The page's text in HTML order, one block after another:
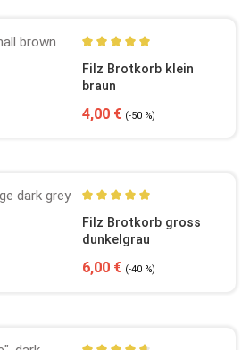
Durchschnittliche
Filz Brotkorb klein
braun
Verkaufspreis:
4,00 € Regulärer Preis:
(-50 %)
Durchschnittliche
Filz Brotkorb gross
dunkelgrau
Verkaufspreis:
6,00 € Regulärer Preis:
(-40 %)